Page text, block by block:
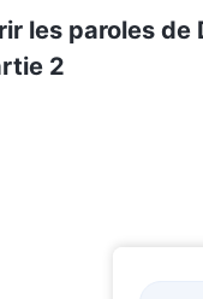
les paroles
2